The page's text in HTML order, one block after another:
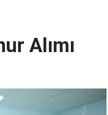
Alımı